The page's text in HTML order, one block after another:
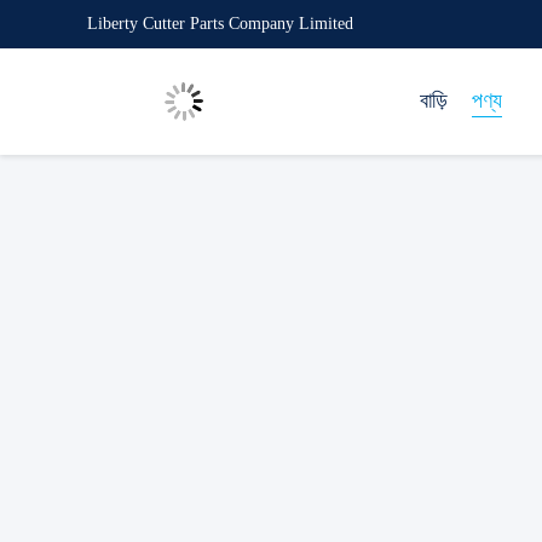
Liberty Cutter Parts Company Limited
বাড়ি পণ্য